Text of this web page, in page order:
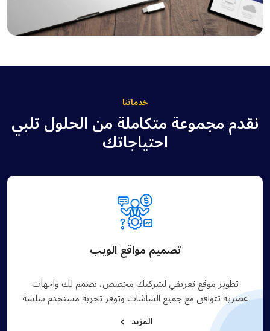
خدماتنا
نقدم مجموعة متكاملة من الحلول تلبي
احتياجاتك
تصميم مواقع الويب
تطوير موقع تعريفي لشركتك مخصص، نصمم لك واجهات
عصرية تتوافق مع جميع الشاشات وتوفر تجربة مستخدم سلسة
المزيد